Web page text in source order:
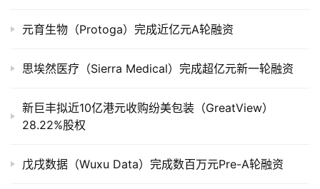
据
创
学
院
元育生物（Protoga）完成近亿元A轮融资
思埃然医疗（Sierra Medical）完成超亿元新一轮融资
新巨丰拟近10亿港元收购纷美包装（GreatView）
28.22%股权
戊戌数据（Wuxu Data）完成数百万元Pre-A轮融资